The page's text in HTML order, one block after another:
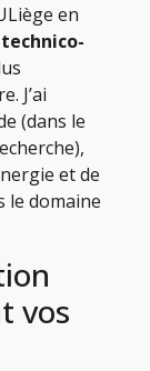
en
technico-
J’ai
(dans le
et de
le domaine
vos